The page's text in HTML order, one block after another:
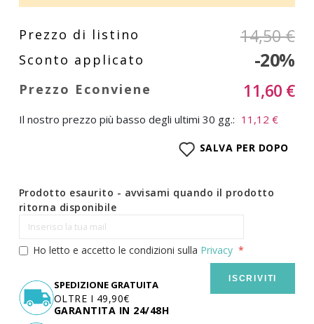
14,50 €
-20%
11,60 €
Il nostro prezzo più basso degli ultimi 30 gg.: 11,12 €
SALVA PER DOPO
Prodotto esaurito - avvisami quando il prodotto
ritorna disponibile
Ho letto e accetto le condizioni sulla Privacy
ISCRIVITI
SPEDIZIONE GRATUITA
OLTRE I 49,90€
GARANTITA IN 24/48H